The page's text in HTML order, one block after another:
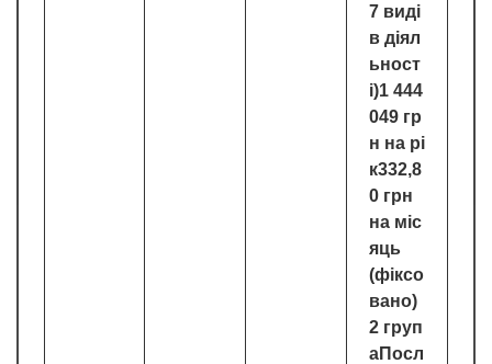
7 виді
в діял
ьност
і)1 444
049 гр
н на рі
к332,8
0 грн
на міс
яць
(фіксо
вано)
2 груп
аПосл